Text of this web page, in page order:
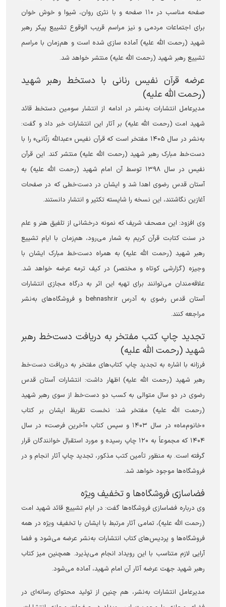
صفحه مناسب در ۱۱۰ صفحه و با نثری روان، شیوا و خوش خوان
برای اجتماعات مردمی و نیز مراسم قریب الوقوع تشییع پیکر رهبر
شهید (رحمت الله علیه) آماده سازی شده است و هم‌زمان با مراسم
تشییع رهبر شهید (رحمت الله علیه) منتشر خواهد شد.
عرضه قرآن نفیس رنانی با دستخط رهبر شهید
(رحمت الله علیه)
مدیرعامل انتشارات به‌نشر در ادامه از انتشار سومین دستخط قائد
شهید امت (رحمت الله علیه) بر آثار این انتشارات خبر داد و گفت:
به‌نشر در سال ۱۴۰۵ مفتخر است که قرآن نفیس «عبدالله رَنّانی» را با
دست‌خط مبارک رهبر شهید (رحمت الله علیه) منتشر کند. این قرآن
نفیس در سال ۱۳۹۸ توسط آن امام شهید (رحمت الله علیه) به
آستان قدس رضوی اهدا شد و ایشان در دست‌خطی که در صفحات
آغازین نگاشتند، این نسخه را شایسته تکثیر و انتشار دانستند.
وی افزود: این مصحف شریف که نمونه درخشانی از تلفیق هنر و علم
در سنت کتابت قرآن کریم به شمار می‌رود، هم‌زمان با ایام تشییع
رهبر شهید (رحمت الله علیه) به همراه دست‌خط مبارک ایشان با
وجیزه (گزارشی کوتاه و مختصر) در کیف ترمه عرضه خواهد شد.
علاقه‌مندان می‌توانند برای تهیه این اثر به درگاه مجازی انتشارات
آستان قدس رضوی به آدرس behnashr.ir و فروشگاه‌های به‌نشر
مراجعه کنند.
تجدید چاپ کتب مفتخر به دریافت دست‌خط رهبر
شهید (رحمت الله علیه)
فرزانه با اشاره به تجدید چاپ کتاب‌های مفتخر به دریافت دست‌خط
رهبر شهید (رحمت الله علیه) اظهار داشت: انتشارات آستان قدس
رضوی در دو سال متوالی به کسب دو دست‌خط از سوی رهبر شهید
(رحمت الله علیه) مفتخر شد؛ نخست تقریظ ایشان بر کتاب
«خانوم‌ماه» در سال ۱۴۰۳ و سپس کتاب «آخرین فرصت» در سال
۱۴۰۴ که مجموعاً به ۱۲۰ چاپ رسیده و مورد استقبال خوانندگان قرار
گرفته است. به منظور تأمین کتب مذکور، تجدید چاپ آثار انجام و در
فروشگاه‌ها موجود خواهد شد.
فضاسازی فروشگاه‌ها و تخفیف ویژه
وی درباره فضاسازی فروشگاه‌ها گفت: در ایام تشییع قائد شهید امت
(رحمت الله علیه)، تمامی آثار مرتبط با ایشان با تخفیف ویژه در همه
فروشگاه‌ها و پردیس‌های کتاب انتشارات به‌نشر عرضه می‌شود و فضا
آرایی لازم متناسب با این رویداد انجام می‌پذیرد. همچنین میز کتاب
رهبر شهید جهت عرضه آثار آن امام شهید، آماده می‌شود.
مدیرعامل انتشارات به‌نشر، هم چنین از تولید محتوای رسانه‌ای در